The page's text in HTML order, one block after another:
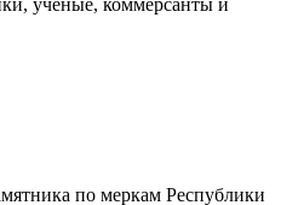
по меркам Республики